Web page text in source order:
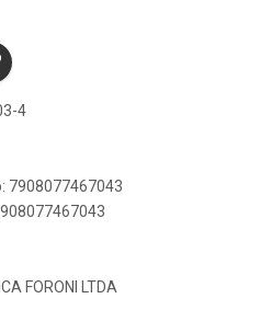
4
7908077467043
FORONI LTDA